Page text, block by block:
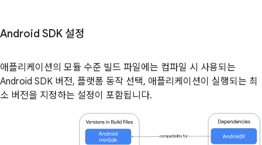
Android SDK 설정
애플리케이션의 모듈 수준 빌드 파일에는 컴파일 시 사용되는
Android SDK 버전, 플랫폼 동작 선택, 애플리케이션이 실행되는 최
소 버전을 지정하는 설정이 포함됩니다.